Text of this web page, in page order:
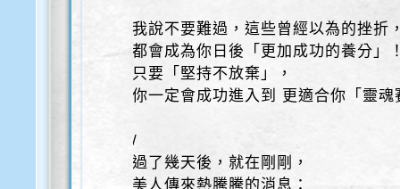
我說不要難過，這些曾經以為的挫折
都會成為你日後「更加成功的養分」
只要「堅持不放棄」，
你一定會成功進入到 更適合你「靈魂
/
過了幾天後，就在剛剛，
美人傳來熱騰騰的消息：